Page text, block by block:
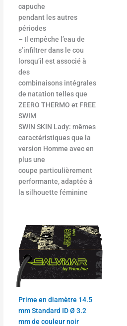
capuche
pendant les autres
périodes
– Il empêche l’eau de
s’infiltrer dans le cou
lorsqu’il est associé à
des
combinaisons intégrales
de natation telles que
ZEERO THERMO et FREE
SWIM
SWIN SKIN Lady: mêmes
caractéristiques que la
version Homme avec en
plus une
coupe particulièrement
performante, adaptée à
la silhouette féminine
Prime en diamètre 14.5
mm Standard ID Ø 3.2
mm de couleur noir
Plage
de
prix :
30.00€
à
291.00€
Ce
produit
a
plusieurs
variations.
peuvent
être